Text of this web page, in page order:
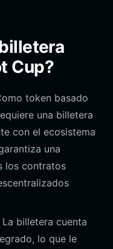
Cup?
token basado
una billetera
con el ecosistema
una
los contratos
La billetera cuenta
lo que le